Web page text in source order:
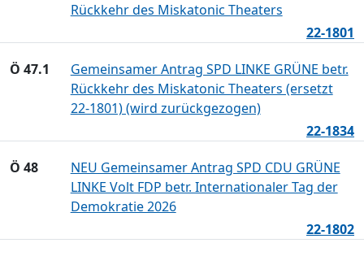
Rückkehr des Miskatonic Theaters
22-1801
Ö 47.1
Gemeinsamer Antrag SPD LINKE GRÜNE betr.
Rückkehr des Miskatonic Theaters (ersetzt
22-1801) (wird zurückgezogen)
22-1834
Ö 48
NEU Gemeinsamer Antrag SPD CDU GRÜNE
LINKE Volt FDP betr. Internationaler Tag der
Demokratie 2026
22-1802